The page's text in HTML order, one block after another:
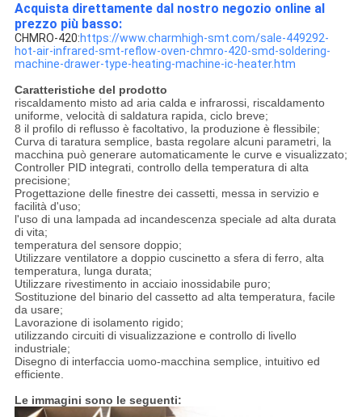
Acquista direttamente dal nostro negozio online al
prezzo più basso:
CHMRO-420:https://www.charmhigh-smt.com/sale-449292-
hot-air-infrared-smt-reflow-oven-chmro-420-smd-soldering-
machine-drawer-type-heating-machine-ic-heater.htm
Caratteristiche del prodotto
riscaldamento misto ad aria calda e infrarossi, riscaldamento
uniforme, velocità di saldatura rapida, ciclo breve;
8 il profilo di reflusso è facoltativo, la produzione è flessibile;
Curva di taratura semplice, basta regolare alcuni parametri, la
macchina può generare automaticamente le curve e visualizzato;
Controller PID integrati, controllo della temperatura di alta
precisione;
Progettazione delle finestre dei cassetti, messa in servizio e
facilità d'uso;
l'uso di una lampada ad incandescenza speciale ad alta durata
di vita;
temperatura del sensore doppio;
Utilizzare ventilatore a doppio cuscinetto a sfera di ferro, alta
temperatura, lunga durata;
Utilizzare rivestimento in acciaio inossidabile puro;
Sostituzione del binario del cassetto ad alta temperatura, facile
da usare;
Lavorazione di isolamento rigido;
utilizzando circuiti di visualizzazione e controllo di livello
industriale;
Disegno di interfaccia uomo-macchina semplice, intuitivo ed
efficiente.
Le immagini sono le seguenti: